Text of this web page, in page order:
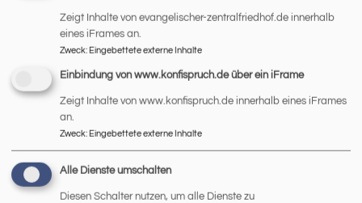
Hauptnavigation
Das sind wir
Unsere KiTa
Gemeindeleben
Cookie-Einstellungen
Zeigt Inhalte von evangelischer-zentralfriedhof.de innerhalb
eines iFrames an.
Zweck: Eingebettete externe Inhalte
Einbindung von www.konfispruch.de über ein iFrame
Zeigt Inhalte von www.konfispruch.de innerhalb eines iFrames
an.
Zweck: Eingebettete externe Inhalte
Alle Dienste umschalten
Diesen Schalter nutzen, um alle Dienste zu